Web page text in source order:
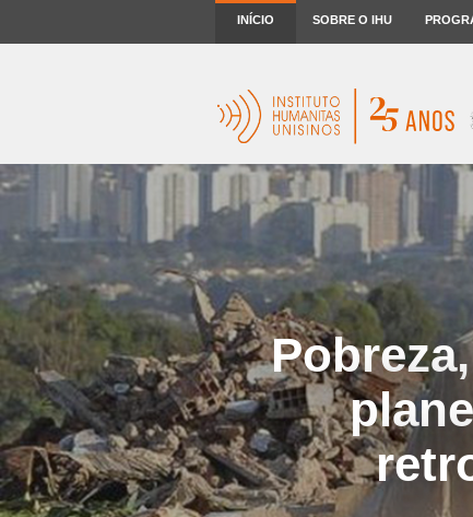
INÍCIO SOBRE O IHU